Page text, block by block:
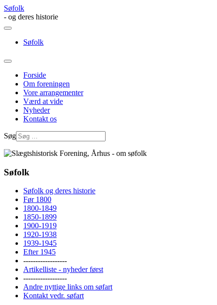
Søfolk
- og deres historie
Søfolk
Forside
Om foreningen
Vore arrangementer
Værd at vide
Nyheder
Kontakt os
Søg
Søfolk
Søfolk og deres historie
Før 1800
1800-1849
1850-1899
1900-1919
1920-1938
1939-1945
Efter 1945
------------------
Artikelliste - nyheder først
------------------
Andre nyttige links om søfart
Kontakt vedr. søfart